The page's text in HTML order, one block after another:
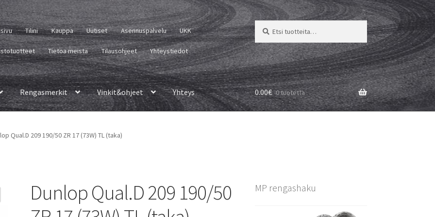
Tilini Kauppa Uutiset Asennuspalvelu UKK
Tietoa meistä Tilausohjeet Yhteystiedot
Etsi:
Haku
Rengasmerkit Vinkit&ohjeet Yhteys 0.00€ 0 tuotetta
Qual.D 209 190/50 ZR 17 (73W) TL (taka)
Dunlop Qual.D 209 190/50
MP rengashaku